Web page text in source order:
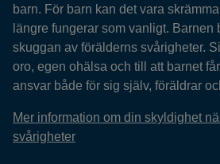
barn. För barn kan det vara
längre fungerar som vanligt. Barnen
skuggan av förälderns svårigheter.
oro, egen ohälsa och till att barnet
ansvar både för sig själv, föräldrar
Mer information om din skyldighet
svårigheter